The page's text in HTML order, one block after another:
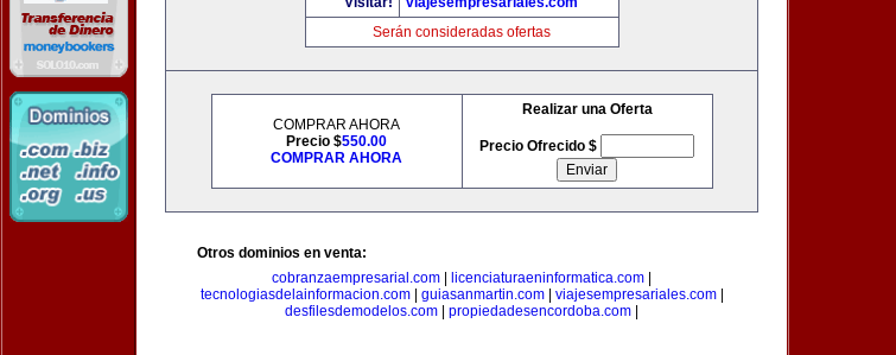
Serán consideradas ofertas
COMPRAR AHORA
Precio $550.00
COMPRAR AHORA
Realizar una Oferta
Precio Ofrecido $
Otros dominios en venta:
cobranzaempresarial.com
licenciaturaeninformatica.com
tecnologiasdelainformacion.com| guiasanmartin.com| viajesempresariales.com|
desfilesdemodelos.com
propiedadesencordoba.com